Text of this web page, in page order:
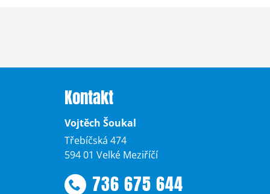
Kontakt
Vojtěch Šoukal
Třebíčská 474
594 01 Velké Meziříčí
736 675 644